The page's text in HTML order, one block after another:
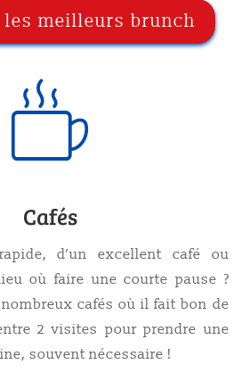
Cafés
d’un excellent café ou
où faire une courte pause ?
cafés où il fait bon de
2 visites pour prendre une
souvent nécessaire !
les meilleurs brunch